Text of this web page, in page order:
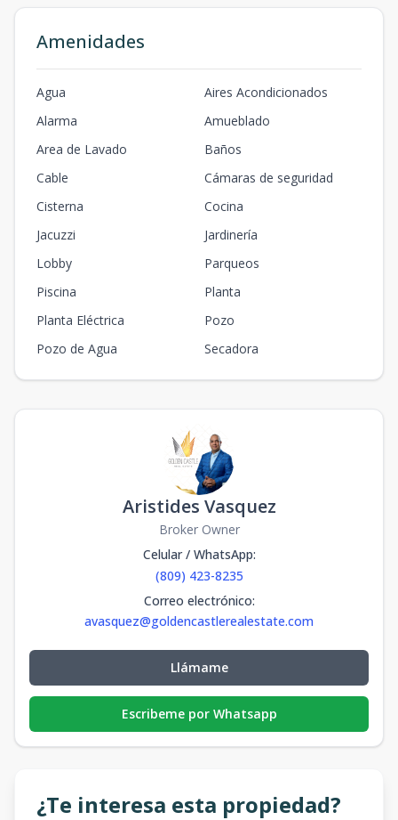
Amenidades
Agua
Aires Acondicionados
Alarma
Amueblado
Area de Lavado
Baños
Cable
Cámaras de seguridad
Cisterna
Cocina
Jacuzzi
Jardinería
Lobby
Parqueos
Piscina
Planta
Planta Eléctrica
Pozo
Pozo de Agua
Secadora
Aristides Vasquez
Broker Owner
Celular / WhatsApp:
(809) 423-8235
Correo electrónico:
avasquez@goldencastlerealestate.com
Llámame
Escribeme por Whatsapp
¿Te interesa esta propiedad?